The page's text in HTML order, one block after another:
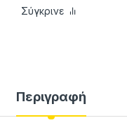
Σύγκρινε
Περιγραφή